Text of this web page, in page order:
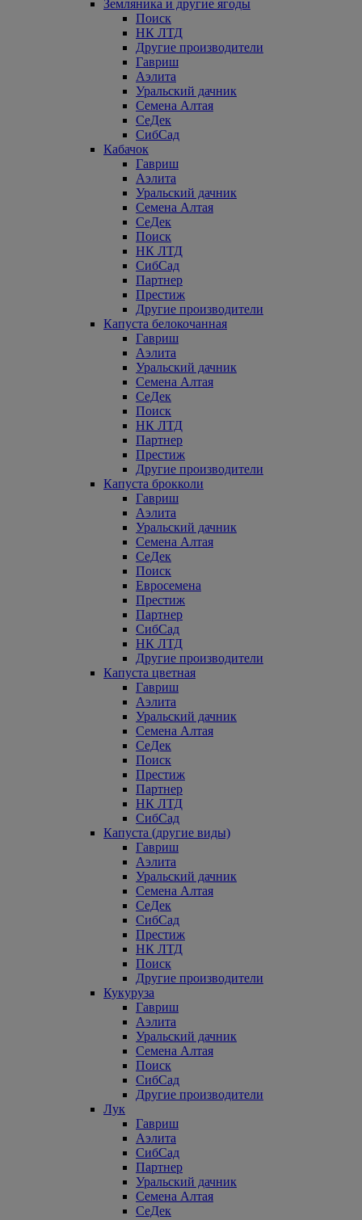
Земляника и другие ягоды
Поиск
НК ЛТД
Другие производители
Гавриш
Аэлита
Уральский дачник
Семена Алтая
СеДек
СибСад
Кабачок
Гавриш
Аэлита
Уральский дачник
Семена Алтая
СеДек
Поиск
НК ЛТД
СибСад
Партнер
Престиж
Другие производители
Капуста белокочанная
Гавриш
Аэлита
Уральский дачник
Семена Алтая
СеДек
Поиск
НК ЛТД
Партнер
Престиж
Другие производители
Капуста брокколи
Гавриш
Аэлита
Уральский дачник
Семена Алтая
СеДек
Поиск
Евросемена
Престиж
Партнер
СибСад
НК ЛТД
Другие производители
Капуста цветная
Гавриш
Аэлита
Уральский дачник
Семена Алтая
СеДек
Поиск
Престиж
Партнер
НК ЛТД
СибСад
Капуста (другие виды)
Гавриш
Аэлита
Уральский дачник
Семена Алтая
СеДек
СибСад
Престиж
НК ЛТД
Поиск
Другие производители
Кукуруза
Гавриш
Аэлита
Уральский дачник
Семена Алтая
Поиск
СибСад
Другие производители
Лук
Гавриш
Аэлита
СибСад
Партнер
Уральский дачник
Семена Алтая
СеДек